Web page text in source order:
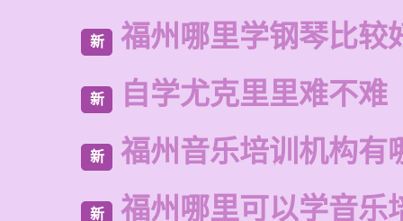
新 福州哪里学钢琴比较
新 自学尤克里里难不难
新 福州音乐培训机构有
新 福州哪里可以学音乐